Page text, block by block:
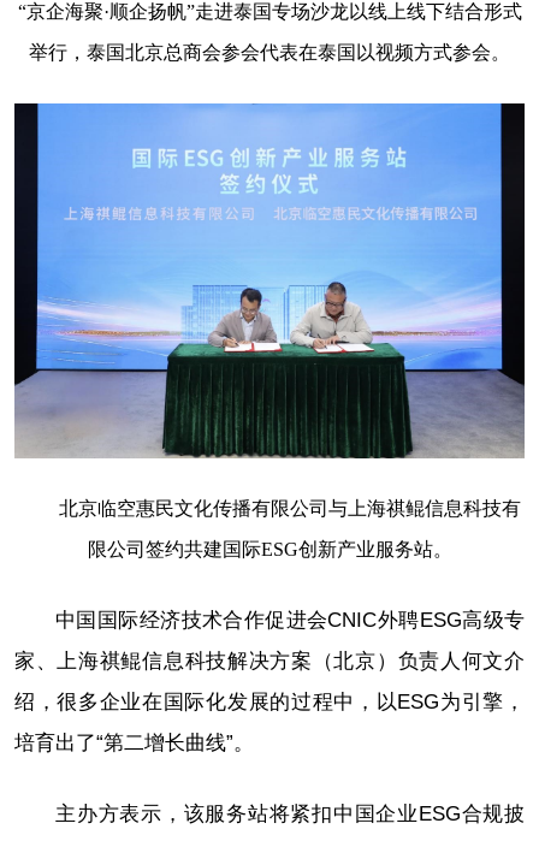
“京企海聚·顺企扬帆”走进泰国专场沙龙以线上线下结合形式
举行，泰国北京总商会参会代表在泰国以视频方式参会。
北京临空惠民文化传播有限公司与上海祺鲲信息科技有
限公司签约共建国际ESG创新产业服务站。
中国国际经济技术合作促进会CNIC外聘ESG高级专
家、上海祺鲲信息科技解决方案（北京）负责人何文介
绍，很多企业在国际化发展的过程中，以ESG为引擎，
培育出了“第二增长曲线”。
主办方表示，该服务站将紧扣中国企业ESG合规披